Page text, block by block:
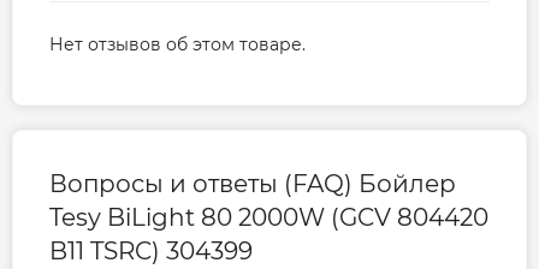
Нет отзывов об этом товаре.
Вопросы и ответы (FAQ) Бойлер
Tesy BiLight 80 2000W (GCV 804420
B11 TSRC) 304399